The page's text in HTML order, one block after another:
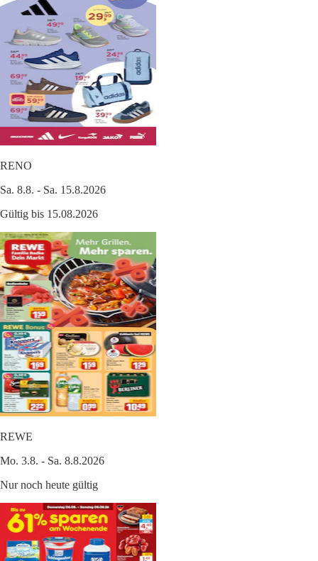
RENO
Sa. 8.8. - Sa. 15.8.2026
Gültig bis 15.08.2026
REWE
Mo. 3.8. - Sa. 8.8.2026
Nur noch heute gültig